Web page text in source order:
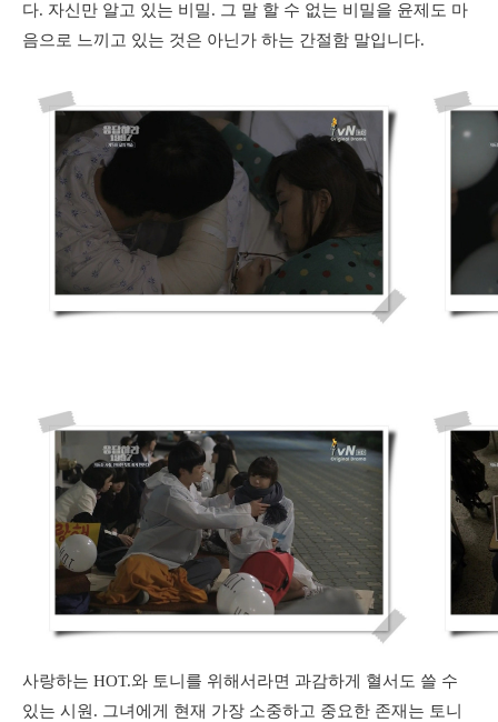
다. 자신만 알고 있는 비밀. 그 말 할 수 없는 비밀을 윤제도 마
음으로 느끼고 있는 것은 아닌가 하는 간절함 말입니다.
사랑하는 HOT.와 토니를 위해서라면 과감하게 혈서도 쓸 수
있는 시원. 그녀에게 현재 가장 소중하고 중요한 존재는 토니